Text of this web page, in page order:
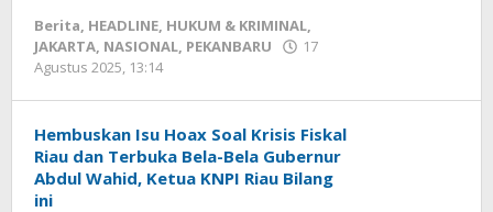
Berita, HEADLINE, HUKUM & KRIMINAL,
JAKARTA, NASIONAL, PEKANBARU
17
Agustus 2025, 13:14
Hembuskan Isu Hoax Soal Krisis Fiskal
Riau dan Terbuka Bela-Bela Gubernur
Abdul Wahid, Ketua KNPI Riau Bilang
ini